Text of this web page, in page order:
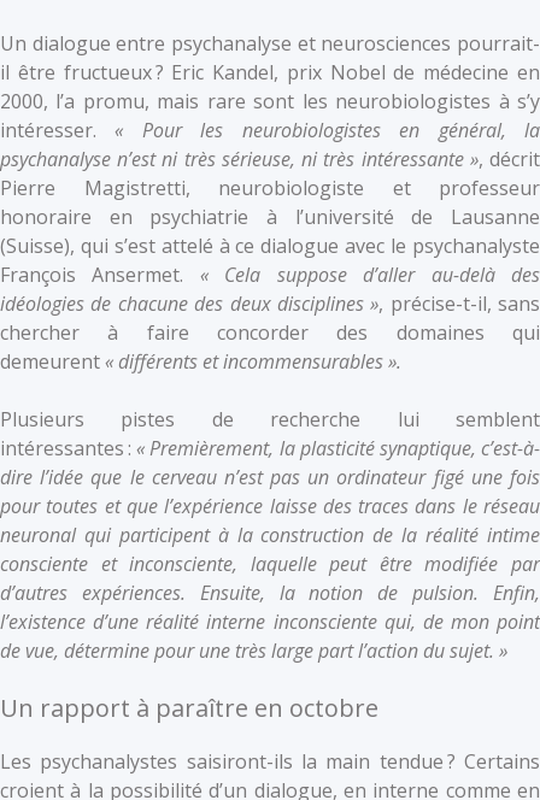
Un dialogue entre psychanalyse et neurosciences pourrait-
il être fructueux ? Eric Kandel, prix Nobel de médecine en
2000, l’a promu, mais rare sont les neurobiologistes à s’y
intéresser.« Pour les neurobiologistes en général, la
psychanalyse n’est ni très sérieuse, ni très intéressante », décrit
Pierre Magistretti, neurobiologiste et professeur
honoraire en psychiatrie à l’université de Lausanne
(Suisse), qui s’est attelé à ce dialogue avec le psychanalyste
François Ansermet. « Cela suppose d’aller au-delà des
idéologies de chacune des deux disciplines », précise-t-il, sans
chercher à faire concorder des domaines qui
demeurent« différents et incommensurables ».
Plusieurs pistes de recherche lui semblent
intéressantes :« Premièrement, la plasticité synaptique, c’est-à-
dire l’idée que le cerveau n’est pas un ordinateur figé une fois
pour toutes et que l’expérience laisse des traces dans le réseau
neuronal qui participent à la construction de la réalité intime
consciente et inconsciente, laquelle peut être modifiée par
d’autres expériences. Ensuite, la notion de pulsion. Enfin,
l’existence d’une réalité interne inconsciente qui, de mon point
de vue, détermine pour une très large part l’action du sujet. »
Un rapport à paraître en octobre
Les psychanalystes saisiront-ils la main tendue ? Certains
croient à la possibilité d’un dialogue, en interne comme en